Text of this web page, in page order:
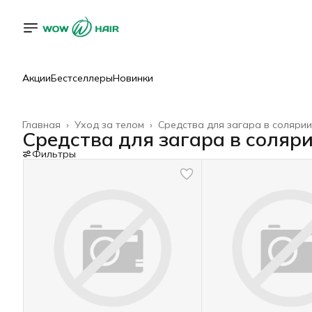
АкцииБестселлерыНовинки
Средства для загара в солярии
Уход за телом ›
Главная ›
Средства для загара в
Фильтры